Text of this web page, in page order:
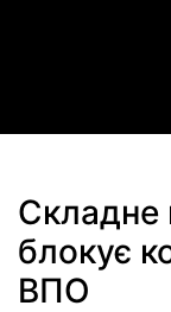
Складне
блокує
ВПО